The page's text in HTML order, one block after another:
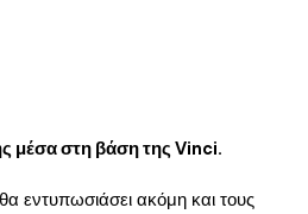
μέσα στη βάση της Vinci.
εντυπωσιάσει ακόμη και τους